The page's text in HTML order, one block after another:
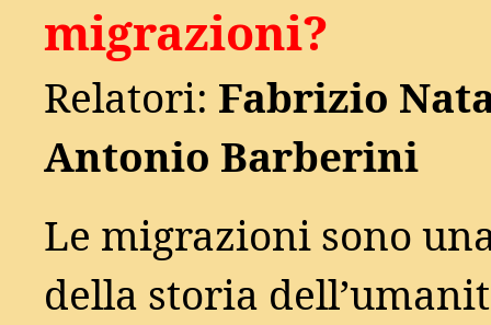
migrazioni?
Relatori: Fabrizio
Antonio Barberini
Le migrazioni sono
della storia